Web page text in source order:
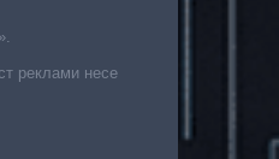
реклами несе